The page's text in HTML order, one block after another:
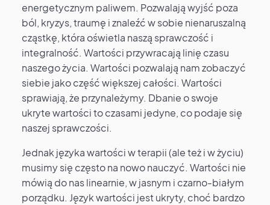
energetycznym paliwem. Pozwalają wyjść poza
ból, kryzys, traumę i znaleźć w sobie nienaruszalną
cząstkę, która oświetla naszą sprawczość i
integralność. Wartości przywracają linię czasu
naszego życia. Wartości pozwalają nam zobaczyć
siebie jako część większej całości. Wartości
sprawiają, że przynależymy. Dbanie o swoje
ukryte wartości to czasami jedyne, co podaje się
naszej sprawczości.
Jednak języka wartości w terapii (ale też i w życiu)
musimy się często na nowo nauczyć. Wartości nie
mówią do nas linearnie, w jasnym i czarno-białym
porządku. Język wartości jest ukryty, choć bardzo